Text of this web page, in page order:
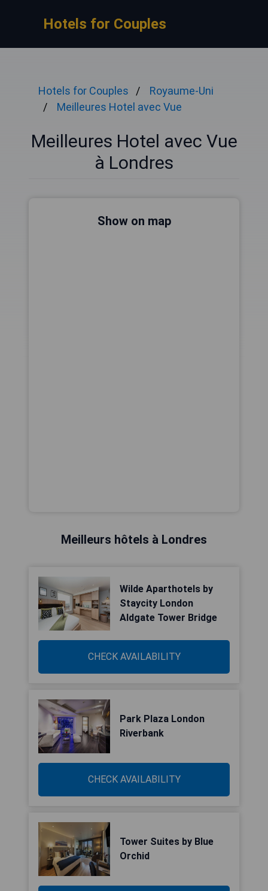
Hotels for Couples
Hotels for Couples
Royaume-Uni
Meilleures Hotel avec Vue
Meilleures Hotel avec Vue
à Londres
Show on map
Meilleurs hôtels à Londres
Wilde Aparthotels by
Staycity London
Aldgate Tower Bridge
CHECK AVAILABILITY
Park Plaza London
Riverbank
CHECK AVAILABILITY
Tower Suites by Blue
Orchid